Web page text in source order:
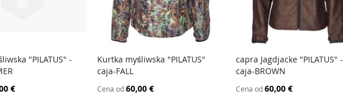
koszyka PORÓWNAJ
"PILATUS" -
€
Dodaj do koszyka PORÓWNAJ
Kurtka myśliwska "PILATUS"
caja-FALL
Cena od 60,00 €
Dodaj do koszyka
capra Jagdjacke "PILATUS" -
caja-BROWN
Cena od60,00 €